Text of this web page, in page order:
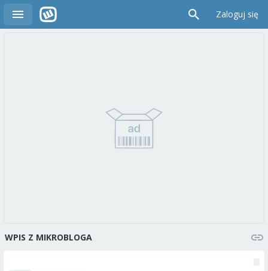
Zaloguj się
WPIS Z MIKROBLOGA